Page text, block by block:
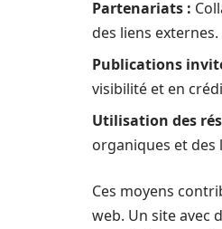
Partenariats :
des liens externes.
Publications
visibilité et en
Utilisation des
organiques et des
Ces moyens
web. Un site avec